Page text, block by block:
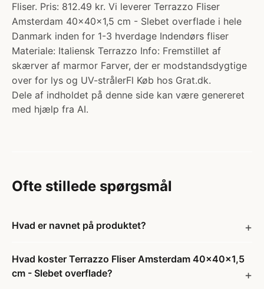
Fliser. Pris: 812.49 kr. Vi leverer Terrazzo Fliser
Amsterdam 40x40x1,5 cm - Slebet overflade i hele
Danmark inden for 1-3 hverdage Indendørs fliser
Materiale: Italiensk Terrazzo Info: Fremstillet af
skærver af marmor Farver, der er modstandsdygtige
over for lys og UV-strålerFl Køb hos Grat.dk.
Dele af indholdet på denne side kan være genereret
med hjælp fra AI.
Ofte stillede spørgsmål
Hvad er navnet på produktet?
Hvad koster Terrazzo Fliser Amsterdam 40x40x1,5
cm - Slebet overflade?